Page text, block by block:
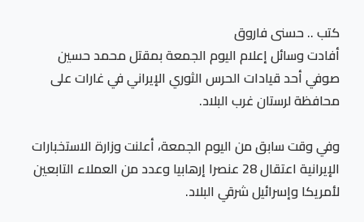
كتب .. حسنى فاروق
أفادت وسائل إعلام اليوم الجمعة بمقتل محمد حسين
صوفي أحد قيادات الحرس الثوري الإيراني في غارات على
محافظة لرستان غرب البلاد.
وفي وقت سابق من اليوم الجمعة، أعلنت وزارة الاستخبارات
الإيرانية اعتقال 28 عنصرا إرهابيا وعدد من العملاء التابعين
لأمريكا وإسرائيل شرقي البلاد.